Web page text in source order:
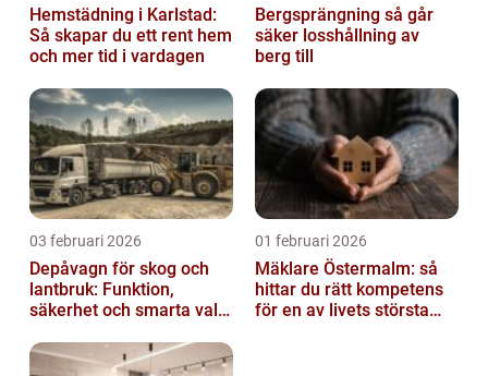
Hemstädning i Karlstad:
Så skapar du ett rent hem
och mer tid i vardagen
Bergsprängning så går
säker losshållning av
berg till
03 februari 2026
Depåvagn för skog och
lantbruk: Funktion,
säkerhet och smarta val
01 februari 2026
Mäklare Östermalm: så
hittar du rätt kompetens
för en av livets största